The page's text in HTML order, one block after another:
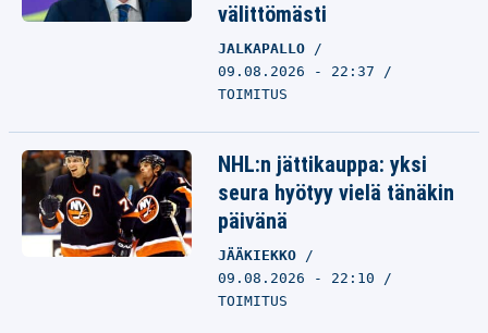
välittömästi
JALKAPALLO
09.08.2026 - 22:37
TOIMITUS
NHL:n jättikauppa: yksi
seura hyötyy vielä tänäkin
päivänä
JÄÄKIEKKO
09.08.2026 - 22:10
TOIMITUS